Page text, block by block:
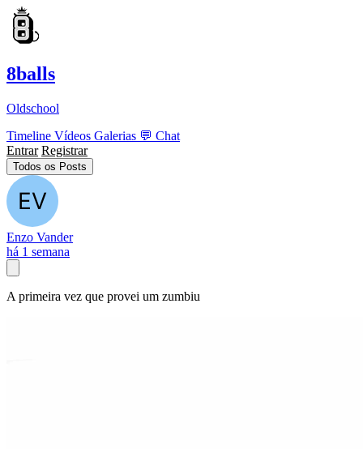
8balls
Oldschool
Timeline Vídeos Galerias 💬 Chat
Entrar Registrar
Todos os Posts
Enzo Vander
há 1 semana
A primeira vez que provei um zumbiu